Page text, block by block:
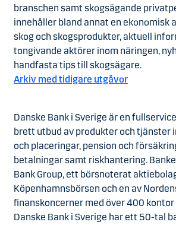
branschen samt skogsägande
innehåller bland annat en ekonomisk
skog och skogsprodukter, aktuell
tongivande aktörer inom näringen,
handfasta tips till skogsägare.
Arkiv med tidigare utgåvor
Danske Bank i Sverige är en
brett utbud av produkter och tjänster
och placeringar, pension och
betalningar samt riskhantering.
Bank Group, ett börsnoterat
Köpenhamnsbörsen och en av
finanskoncerner med över 400 kontor
Danske Bank i Sverige har ett 50-tal